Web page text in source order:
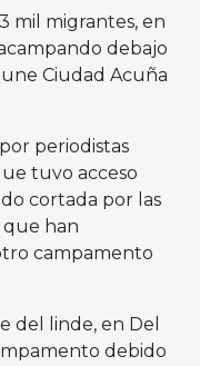
mil migrantes, en
debajo
Ciudad Acuña
periodistas
tuvo acceso
cortada por las
que han
campamento
del linde, en Del
debido